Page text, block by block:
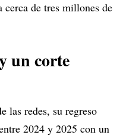
cerca de tres millones de
un corte
las redes, su regreso
2024 y 2025 con un